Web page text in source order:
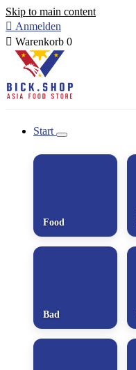
Skip to main content
 Anmelden
 Warenkorb 0
Start
Food
Bad